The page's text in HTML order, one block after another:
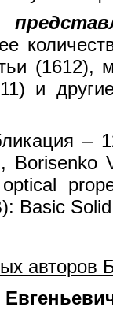
(1612),
и
–
Borisenko
Basic